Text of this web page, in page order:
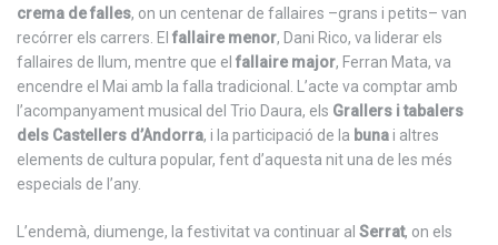
crema de falles, on un centenar de fallaires –grans i petits– van
recórrer els carrers. El fallaire menor, Dani Rico, va liderar els
fallaires de llum, mentre que el fallaire major, Ferran Mata, va
encendre el Mai amb la falla tradicional. L’acte va comptar amb
l’acompanyament musical del Trio Daura, els Grallers i tabalers
dels Castellers d’Andorra, i la participació de la bunai altres
elements de cultura popular, fent d’aquesta nit una de les més
especials de l’any.
L’endemà, diumenge, la festivitat va continuar al Serrat, on els